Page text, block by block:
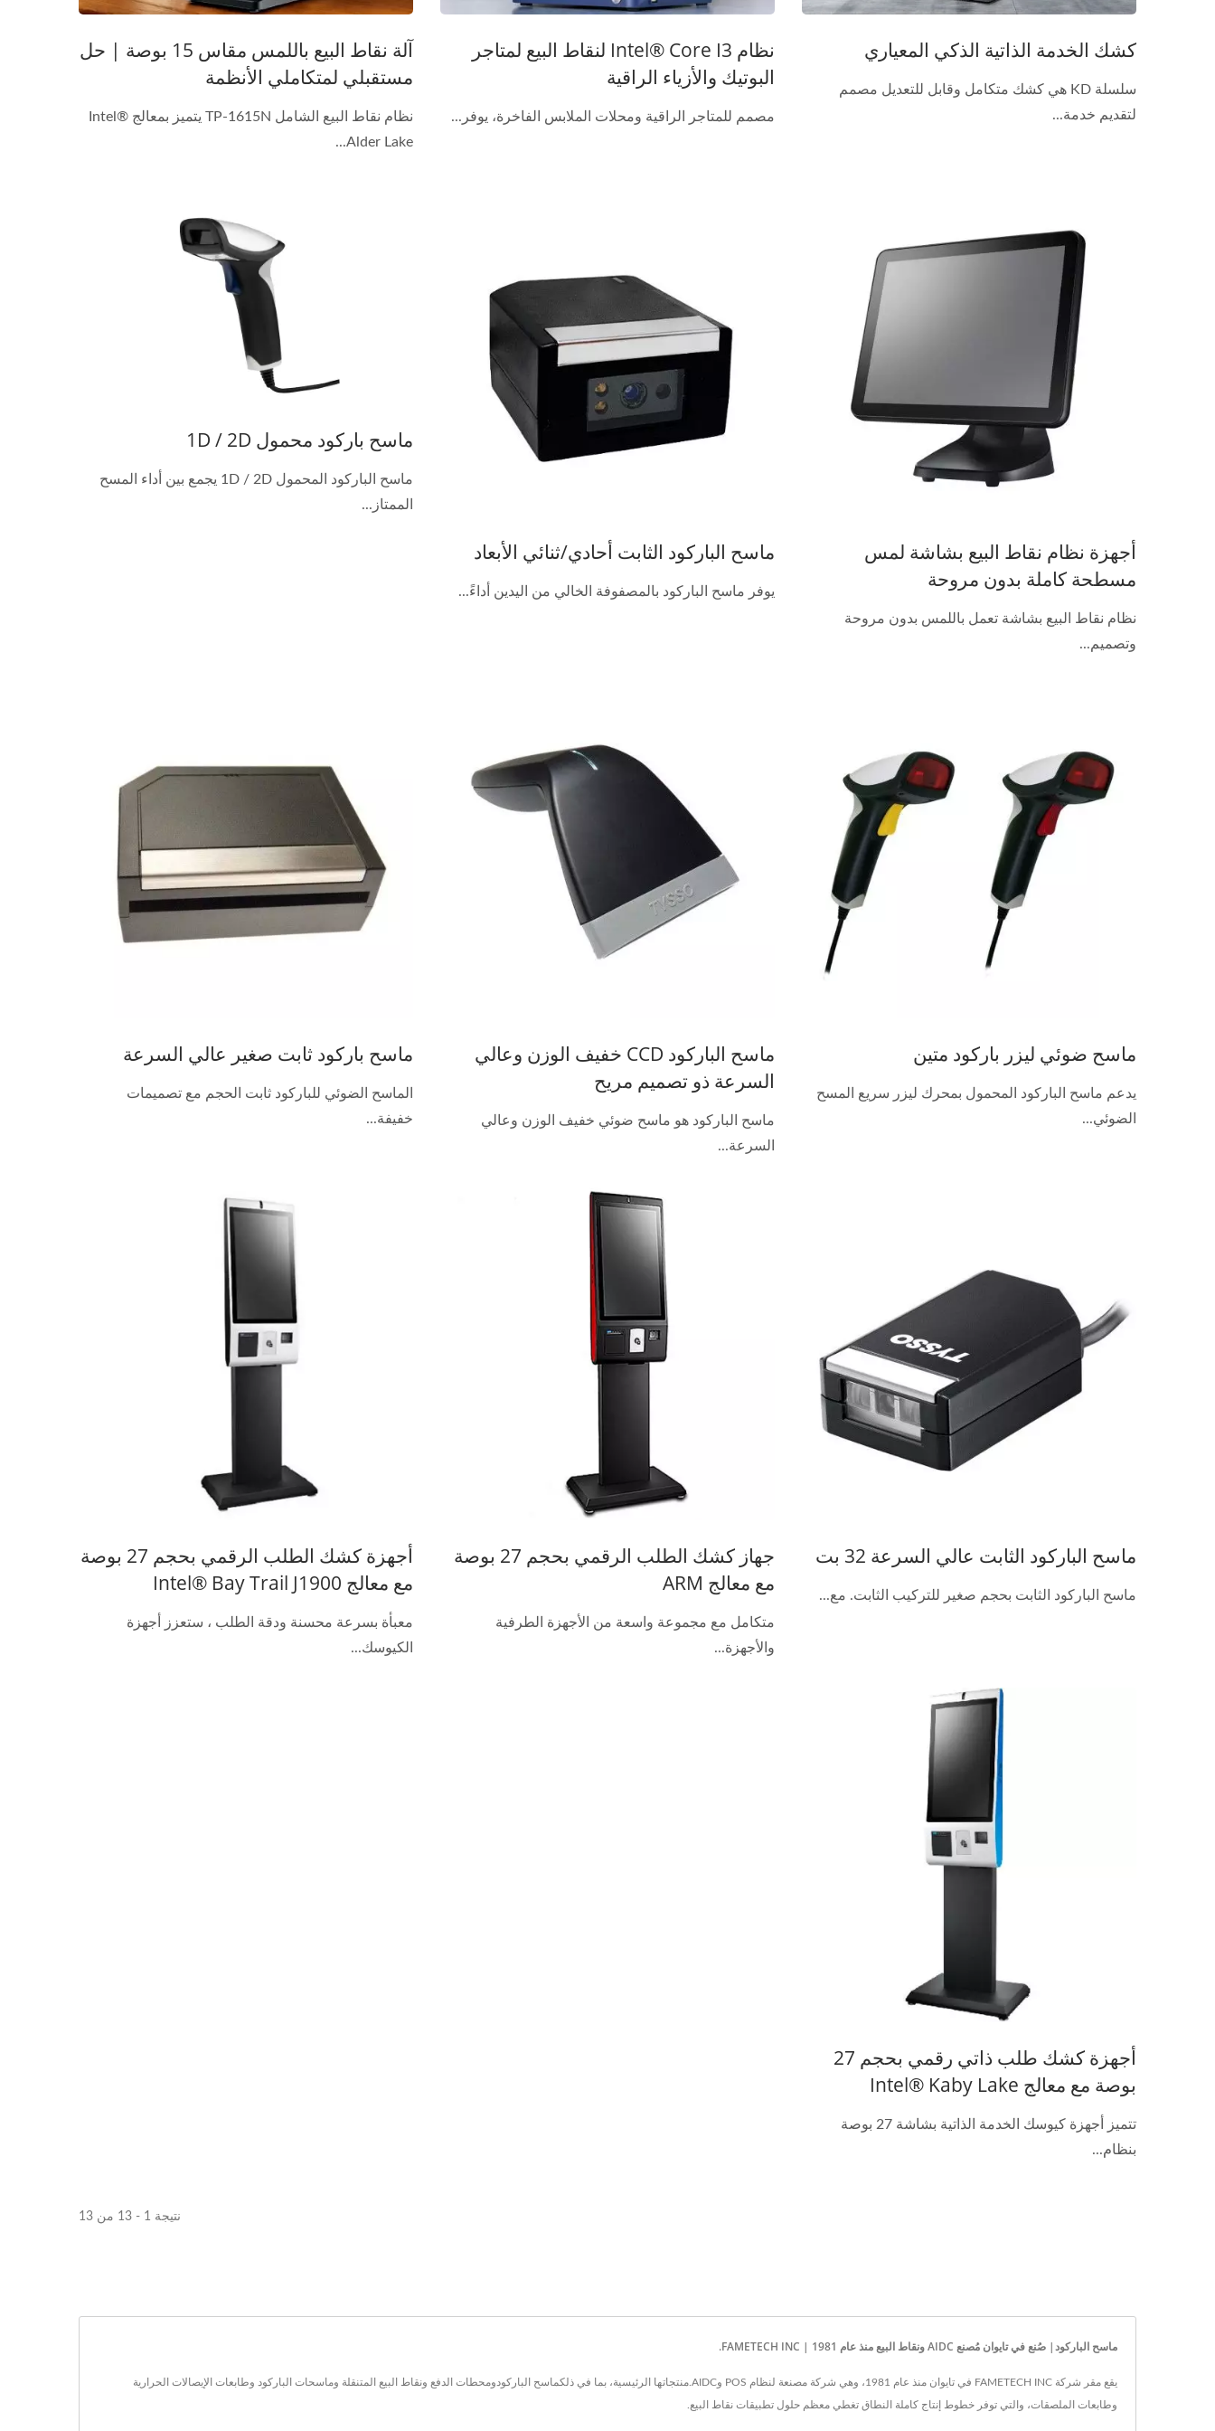
كشك الخدمة الذاتية الذكي المعياري
سلسلة KD هي كشك متكامل وقابل للتعديل مصمم
لتقديم خدمة...
نظام Intel® Core I3 لنقاط البيع لمتاجر
البوتيك والأزياء الراقية
مصمم للمتاجر الراقية ومحلات الملابس الفاخرة، يوفر...
آلة نقاط البيع باللمس مقاس 15 بوصة | حل
مستقبلي لمتكاملي الأنظمة
نظام نقاط البيع الشامل TP-1615N يتميز بمعالج Intel®
Alder Lake...
أجهزة نظام نقاط البيع بشاشة لمس
مسطحة كاملة بدون مروحة
نظام نقاط البيع بشاشة تعمل باللمس بدون مروحة
وتصميم...
ماسح الباركود الثابت أحادي/ثنائي الأبعاد
يوفر ماسح الباركود بالمصفوفة الخالي من اليدين أداءً...
ماسح باركود محمول 1D / 2D
ماسح الباركود المحمول 1D / 2D يجمع بين أداء المسح
الممتاز...
ماسح ضوئي ليزر باركود متين
يدعم ماسح الباركود المحمول بمحرك ليزر سريع المسح
الضوئي...
ماسح الباركود CCD خفيف الوزن وعالي
السرعة ذو تصميم مريح
ماسح الباركود هو ماسح ضوئي خفيف الوزن وعالي
السرعة...
ماسح باركود ثابت صغير عالي السرعة
الماسح الضوئي للباركود ثابت الحجم مع تصميمات
خفيفة...
ماسح الباركود الثابت عالي السرعة 32 بت
ماسح الباركود الثابت بحجم صغير للتركيب الثابت. مع...
جهاز كشك الطلب الرقمي بحجم 27 بوصة
مع معالج ARM
متكامل مع مجموعة واسعة من الأجهزة الطرفية
والأجهزة...
أجهزة كشك الطلب الرقمي بحجم 27 بوصة
مع معالج Intel® Bay Trail J1900
معبأة بسرعة محسنة ودقة الطلب ، ستعزز أجهزة
الكيوسك...
أجهزة كشك طلب ذاتي رقمي بحجم 27
بوصة مع معالج Intel® Kaby Lake
تتميز أجهزة كيوسك الخدمة الذاتية بشاشة 27 بوصة
بنظام...
نتيجة 1 - 13 من 13
ماسح الباركود| صُنع في تايوان مُصنع AIDC ونقاط البيع منذ عام 1981 | FAMETECH INC.
يقع مقر شركة FAMETECH INC في تايوان منذ عام 1981، وهي شركة مصنعة لنظام POS وAIDC.منتجاتها الرئيسية، بما في ذلكماسح الباركودومحطات الدفع ونقاط البيع المتنقلة وماسحات الباركود وطابعات الإيصالات الحرارية
وطابعات الملصقات، والتي توفر خطوط إنتاج كاملة النطاق تغطي معظم حلول تطبيقات نقاط البيع.